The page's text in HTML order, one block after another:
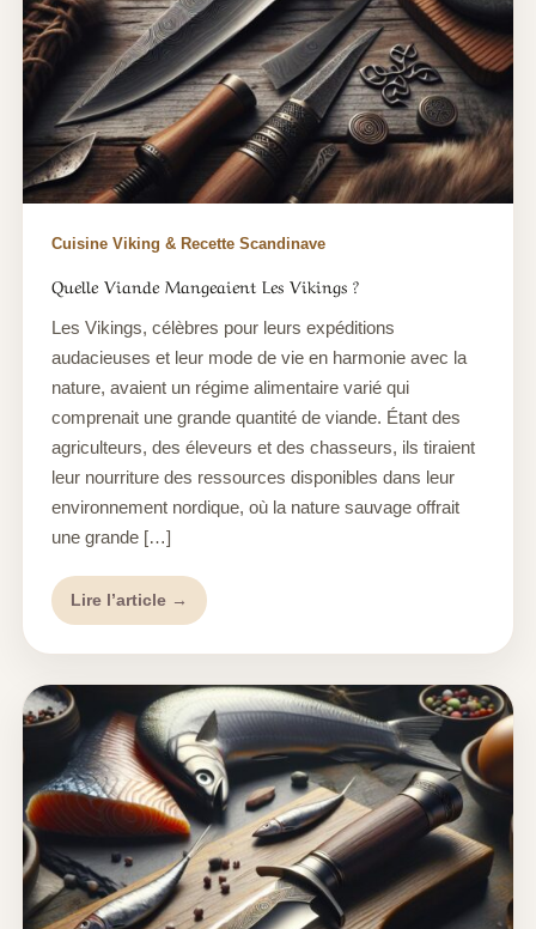
Cuisine Viking & Recette Scandinave
Quelle Viande Mangeaient Les Vikings ?
Les Vikings, célèbres pour leurs expéditions
audacieuses et leur mode de vie en harmonie avec la
nature, avaient un régime alimentaire varié qui
comprenait une grande quantité de viande. Étant des
agriculteurs, des éleveurs et des chasseurs, ils tiraient
leur nourriture des ressources disponibles dans leur
environnement nordique, où la nature sauvage offrait
une grande […]
Lire l’article →